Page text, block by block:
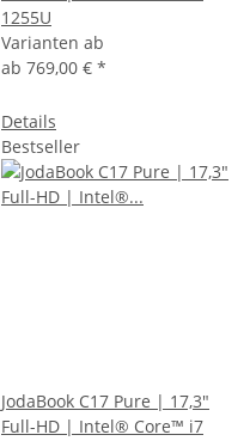
1255U
Varianten ab
ab 769,00 € *
Details
Bestseller
JodaBook C17 Pure | 17,3"
Full-HD | Intel® Core™ i7